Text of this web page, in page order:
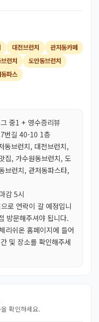
대전브런치
관저동카페
런치
도안동브런치
파스
중1 + 영수증리뷰
번길 40-10 1층
동브런치, 대전브런치,
집, 가수원동브런치, 도
브런치, 관저동파스타,
감 5시
로 연락이 갈 예정입니
방문해주셔야 됩니다.
리쉬온 홈페이지에 들어
및 장소를 확인해주세
확인하세요.